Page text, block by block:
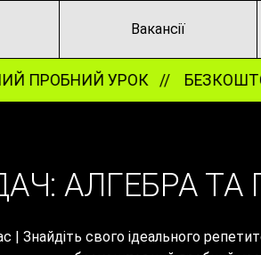
Вакансії
ПРОБНИЙ УРОК //
АЛГЕБРА ТА
| Знайдіть свого ідеального